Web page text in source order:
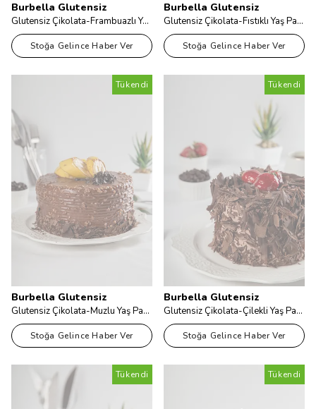
Burbella Glutensiz
Glutensiz Çikolata-Frambuazlı Yaş Pasta
Stoğa Gelince Haber Ver
Burbella Glutensiz
Glutensiz Çikolata-Fıstıklı Yaş Pasta
Stoğa Gelince Haber Ver
Tükendi
Burbella Glutensiz
Glutensiz Çikolata-Muzlu Yaş Pasta
Stoğa Gelince Haber Ver
Tükendi
Burbella Glutensiz
Glutensiz Çikolata-Çilekli Yaş Pasta
Stoğa Gelince Haber Ver
Tükendi Tükendi